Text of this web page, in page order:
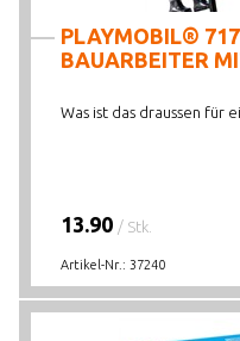
PLAYMOBIL®
BAUARBEITER
Was ist das draussen für
13.90 / Stk.
Artikel-Nr.: 37240